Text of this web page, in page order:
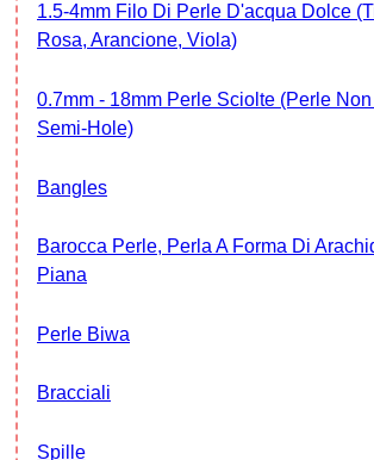
1.5-4mm Filo Di Perle D'acqua Dolce (Tinti, Bianco,
Rosa, Arancione, Viola)
0.7mm - 18mm Perle Sciolte (Perle Non Forati, Perle
Semi-Hole)
Bangles
Barocca Perle, Perla A Forma Di Arachide, Perla
Piana
Perle Biwa
Bracciali
Spille